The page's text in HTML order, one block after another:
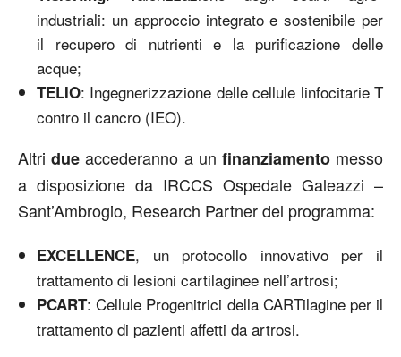
industriali: un approccio integrato e sostenibile per
il recupero di nutrienti e la purificazione delle
acque;
TELIO: Ingegnerizzazione delle cellule linfocitarie T
contro il cancro (IEO).
Altridueaccederanno a un finanziamentomesso
a disposizione da IRCCS Ospedale Galeazzi –
Sant’Ambrogio, Research Partner del programma:
EXCELLENCE, un protocollo innovativo per il
trattamento di lesioni cartilaginee nell’artrosi;
PCART: Cellule Progenitrici della CARTilagine per il
trattamento di pazienti affetti da artrosi.